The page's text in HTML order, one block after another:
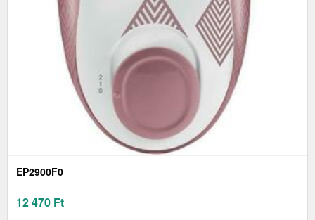
EP2900F0
12 470 Ft